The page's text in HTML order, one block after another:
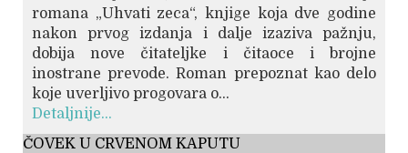
romana „Uhvati zeca“, knjige koja dve godine
nakon prvog izdanja i dalje izaziva pažnju,
dobija nove čitateljke i čitaoce i brojne
inostrane prevode. Roman prepoznat kao delo
koje uverljivo progovara o...
Detaljnije...
ČOVEK U CRVENOM KAPUTU